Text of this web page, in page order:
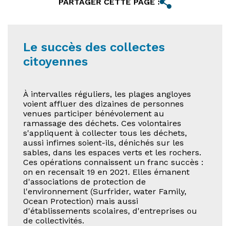
Le succès des collectes
citoyennes
À intervalles réguliers, les plages angloyes
voient affluer des dizaines de personnes
venues participer bénévolement au
ramassage des déchets. Ces volontaires
s'appliquent à collecter tous les déchets,
aussi infimes soient-ils, dénichés sur les
sables, dans les espaces verts et les rochers.
Ces opérations connaissent un franc succès :
on en recensait 19 en 2021. Elles émanent
d'associations de protection de
l'environnement (Surfrider, water Family,
Ocean Protection) mais aussi
d'établissements scolaires, d'entreprises ou
de collectivités.